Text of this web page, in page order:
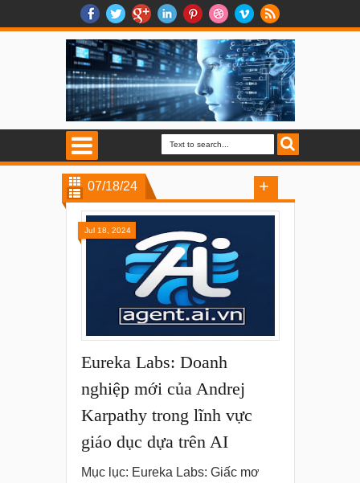
07/18/24
Eureka Labs: Doanh
nghiệp mới của Andrej
Karpathy trong lĩnh vực
giáo dục dựa trên AI
Mục lục: Eureka Labs: Giấc mơ
Jul 18, 2024